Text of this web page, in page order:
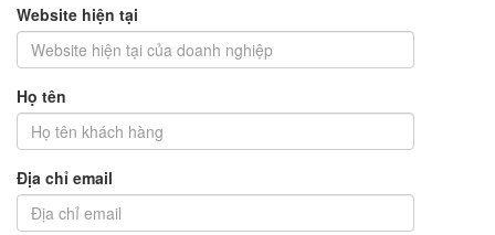
Website hiện tại
Họ tên
Địa chỉ email